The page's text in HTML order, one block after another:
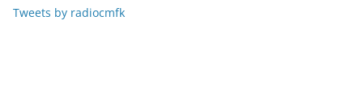
Tweets by radiocmfk